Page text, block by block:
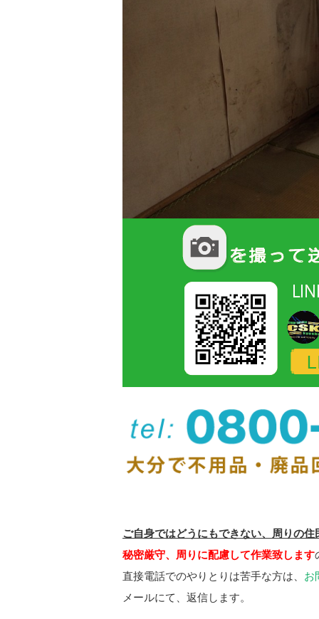
ご自身ではどうにもできない、周りの
秘密厳守、周りに配慮して作業致します
直接電話でのやりとりは苦手な方は、 お
メールにて、返信します。